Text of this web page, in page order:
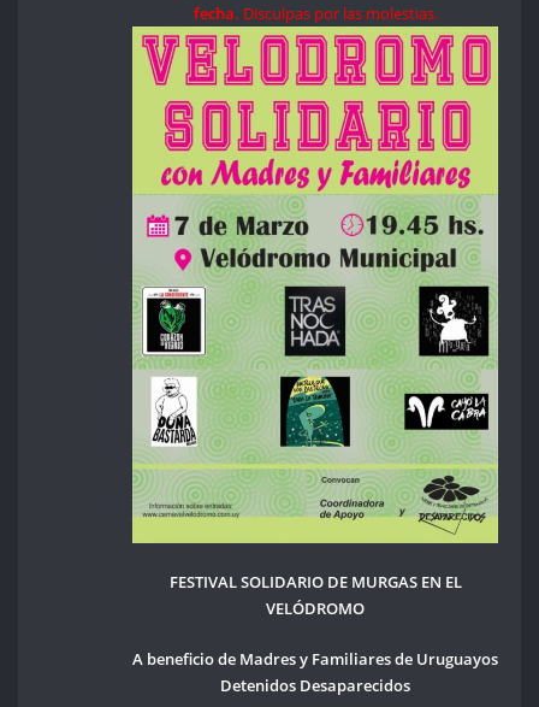
fecha. Disculpas por las molestias.
FESTIVAL SOLIDARIO DE MURGAS EN EL
VELÓDROMO
A beneficio de Madres y Familiares de Uruguayos
Detenidos Desaparecidos